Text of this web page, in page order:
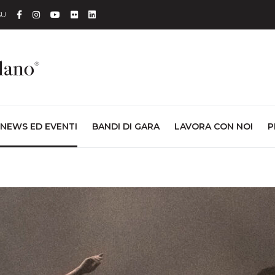
Facebook
Instagram
YouTube
FlickrLinkedin
NEWS ED EVENTI BANDI DI GARA LAVORA CON NOI